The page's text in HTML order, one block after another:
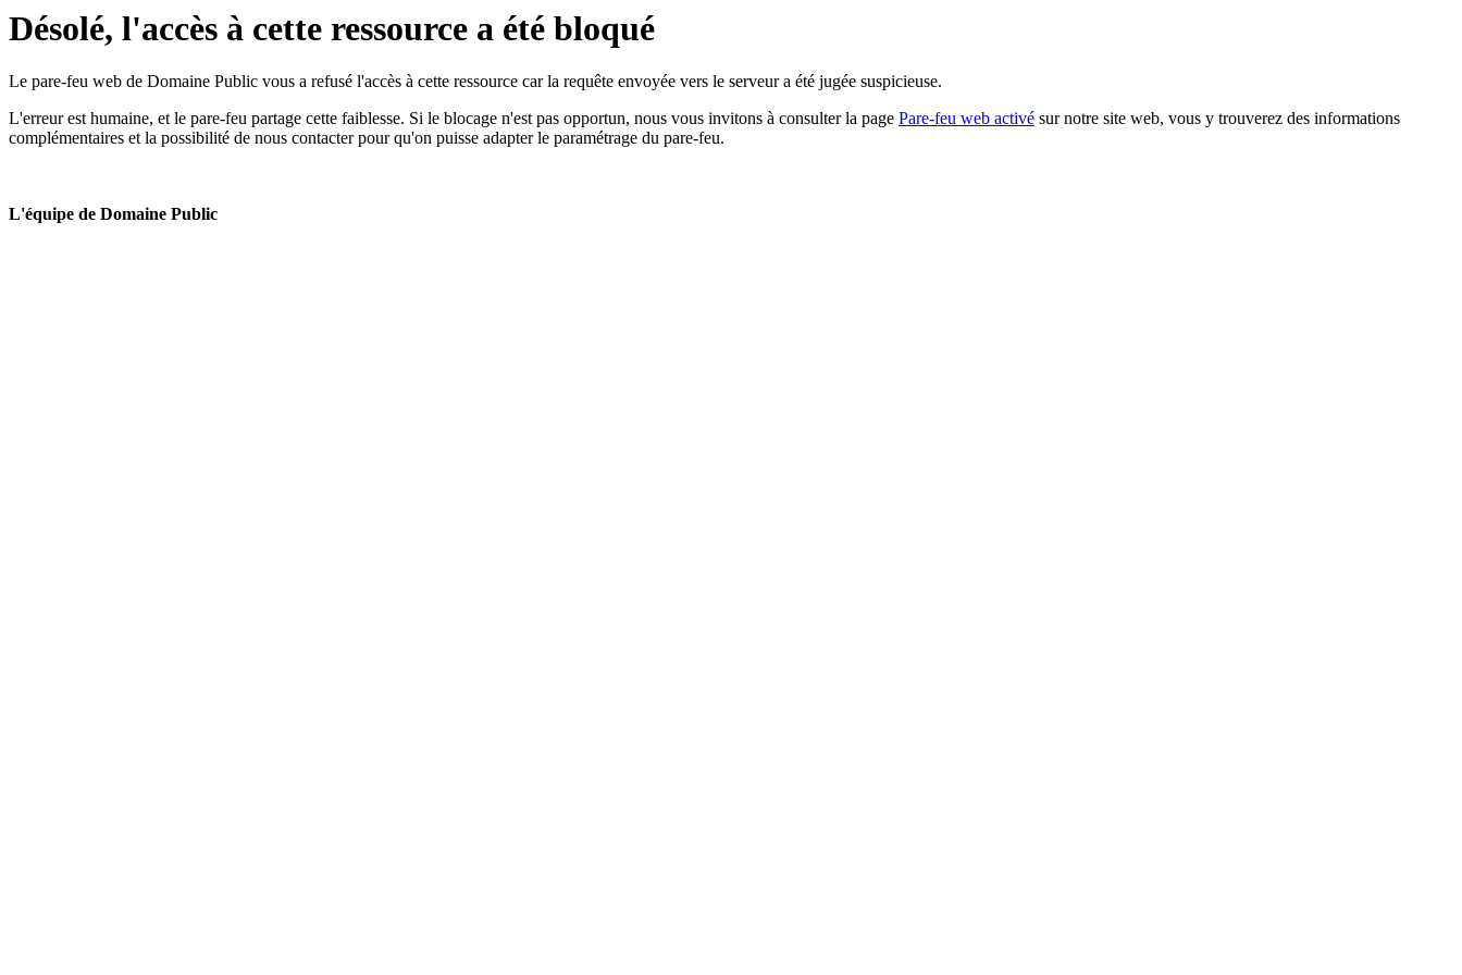
Désolé, l'accès à cette ressource a été bloqué
Le pare-feu web de Domaine Public vous a refusé l'accès à cette ressource car la requête envoyée vers le serveur a été jugée suspicieuse.
L'erreur est humaine, et le pare-feu partage cette faiblesse. Si le blocage n'est pas opportun, nous vous invitons à consulter la page Pare-feu web activé sur notre site web, vous y trouverez des informations
complémentaires et la possibilité de nous contacter pour qu'on puisse adapter le paramétrage du pare-feu.
L'équipe de Domaine Public